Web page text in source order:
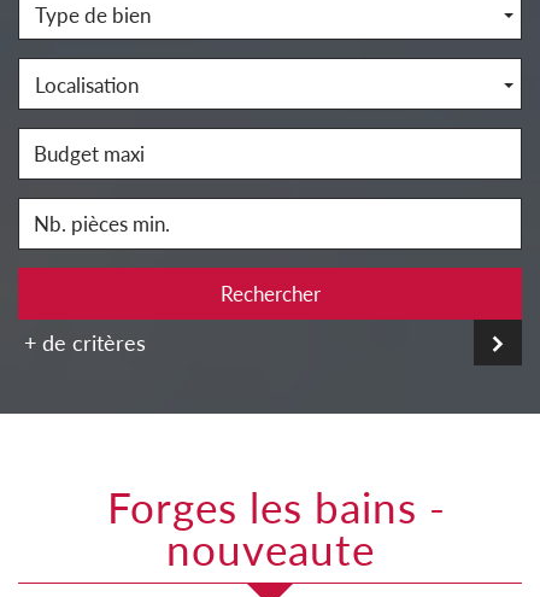
Type de bien
Localisation
Rechercher
+ de critères
forges les bains -
nouveaute